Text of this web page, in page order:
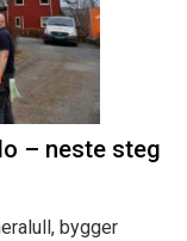
– neste steg
bygger